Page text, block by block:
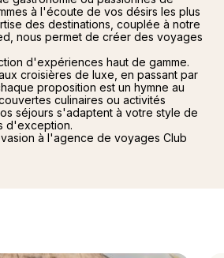
à l'écoute de vos désirs les plus
des destinations, couplée à notre
nous permet de créer des voyages
d'expériences haut de gamme.
croisières de luxe, en passant par
proposition est un hymne au
culinaires ou activités
séjours s'adaptent à votre style de
d'exception.
à l'agence de voyages Club